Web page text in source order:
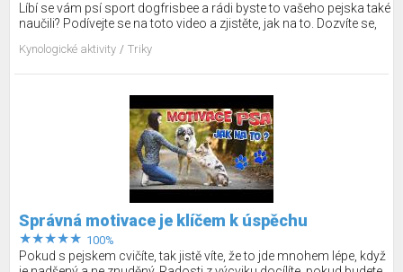
Líbí se vám psí sport dogfrisbee a rádi byste to vašeho pejska také
naučili? Podívejte se na toto video a zjistěte, jak na to. Dozvíte se,
motivovali a bavilo ho to. Důležité je, naučit ho, že musí talíř chytat
Kynologické aktivity Triky
Správná motivace je klíčem k úspěchu
100%
Pokud s pejskem cvičíte, tak jistě víte, že to jde mnohem lépe, když